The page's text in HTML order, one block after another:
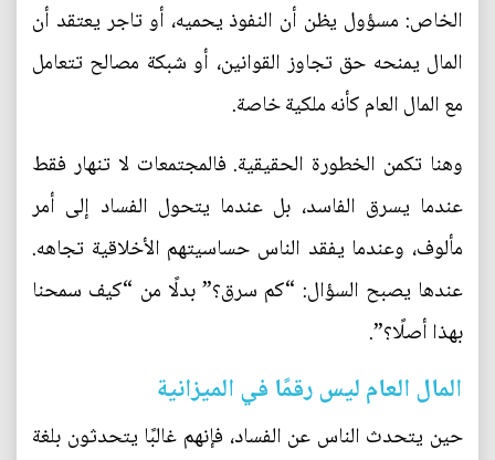
الخاص: مسؤول يظن أن النفوذ يحميه، أو تاجر يعتقد أن
المال يمنحه حق تجاوز القوانين، أو شبكة مصالح تتعامل
مع المال العام كأنه ملكية خاصة.
وهنا تكمن الخطورة الحقيقية. فالمجتمعات لا تنهار فقط
عندما يسرق الفاسد، بل عندما يتحول الفساد إلى أمر
مألوف، وعندما يفقد الناس حساسيتهم الأخلاقية تجاهه.
عندها يصبح السؤال: “كم سرق؟” بدلًا من “كيف سمحنا
بهذا أصلًا؟”.
المال العام ليس رقمًا في الميزانية
حين يتحدث الناس عن الفساد، فإنهم غالبًا يتحدثون بلغة